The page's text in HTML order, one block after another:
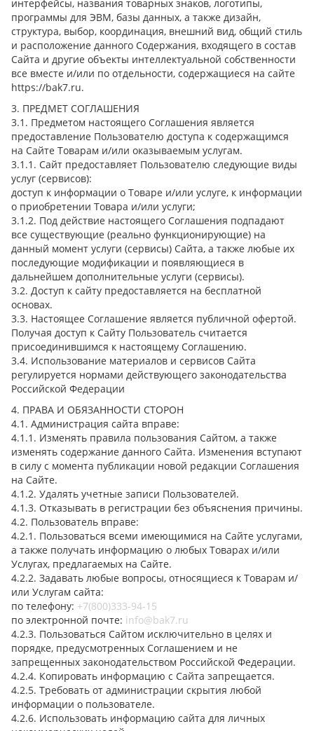
интерфейсы, названия товарных знаков, логотипы,
программы для ЭВМ, базы данных, а также дизайн,
структура, выбор, координация, внешний вид, общий стиль
и расположение данного Содержания, входящего в состав
Сайта и другие объекты интеллектуальной собственности
все вместе и/или по отдельности, содержащиеся на сайте
https://bak7.ru.
3. ПРЕДМЕТ СОГЛАШЕНИЯ
3.1. Предметом настоящего Соглашения является
предоставление Пользователю доступа к содержащимся
на Сайте Товарам и/или оказываемым услугам.
3.1.1. Сайт предоставляет Пользователю следующие виды
услуг (сервисов):
доступ к информации о Товаре и/или услуге, к информации
о приобретении Товара и/или услуги;
3.1.2. Под действие настоящего Соглашения подпадают
все существующие (реально функционирующие) на
данный момент услуги (сервисы) Сайта, а также любые их
последующие модификации и появляющиеся в
дальнейшем дополнительные услуги (сервисы).
3.2. Доступ к сайту предоставляется на бесплатной
основах.
3.3. Настоящее Соглашение является публичной офертой.
Получая доступ к Сайту Пользователь считается
присоединившимся к настоящему Соглашению.
3.4. Использование материалов и сервисов Сайта
регулируется нормами действующего законодательства
Российской Федерации
4. ПРАВА И ОБЯЗАННОСТИ СТОРОН
4.1. Администрация сайта вправе:
4.1.1. Изменять правила пользования Сайтом, а также
изменять содержание данного Сайта. Изменения вступают
в силу с момента публикации новой редакции Соглашения
на Сайте.
4.1.2. Удалять учетные записи Пользователей.
4.1.3. Отказывать в регистрации без объяснения причины.
4.2. Пользователь вправе:
4.2.1. Пользоваться всеми имеющимися на Сайте услугами,
а также получать информацию о любых Товарах и/или
Услугах, предлагаемых на Сайте.
4.2.2. Задавать любые вопросы, относящиеся к Товарам и/
или Услугам сайта:
по телефону: +7(800)333-94-15
по электронной почте: info@bak7.ru
4.2.3. Пользоваться Сайтом исключительно в целях и
порядке, предусмотренных Соглашением и не
запрещенных законодательством Российской Федерации.
4.2.4. Копировать информацию с Сайта запрещается.
4.2.5. Требовать от администрации скрытия любой
информации о пользователе.
4.2.6. Использовать информацию сайта для личных